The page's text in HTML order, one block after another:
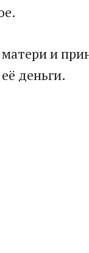
и
деньги.